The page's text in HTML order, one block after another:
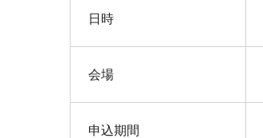
日時
会場
申込期間